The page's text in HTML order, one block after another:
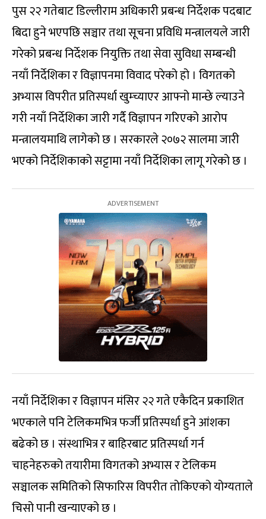
पुस २२ गतेबाट डिल्लीराम अधिकारी प्रबन्ध निर्देशक पदबाट
बिदा हुने भएपछि सञ्चार तथा सूचना प्रविधि मन्त्रालयले जारी
गरेको प्रबन्ध निर्देशक नियुक्ति तथा सेवा सुविधा सम्बन्धी
नयाँ निर्देशिका र विज्ञापनमा विवाद परेको हो । विगतको
अभ्यास विपरीत प्रतिस्पर्धा खुम्च्याएर आफ्नो मान्छे ल्याउने
गरी नयाँ निर्देशिका जारी गर्दै विज्ञापन गरिएको आरोप
मन्त्रालयमाथि लागेको छ । सरकारले २०७२ सालमा जारी
भएको निर्देशिकाको सट्टामा नयाँ निर्देशिका लागू गरेको छ ।
नयाँ निर्देशिका र विज्ञापन मंसिर २२ गते एकैदिन प्रकाशित
भएकाले पनि टेलिकमभित्र फर्जी प्रतिस्पर्धा हुने आंशका
बढेको छ । संस्थाभित्र र बाहिरबाट प्रतिस्पर्धा गर्न
चाहनेहरुको तयारीमा विगतको अभ्यास र टेलिकम
सञ्चालक समितिको सिफारिस विपरीत तोकिएको योग्यताले
चिसो पानी खन्याएको छ ।